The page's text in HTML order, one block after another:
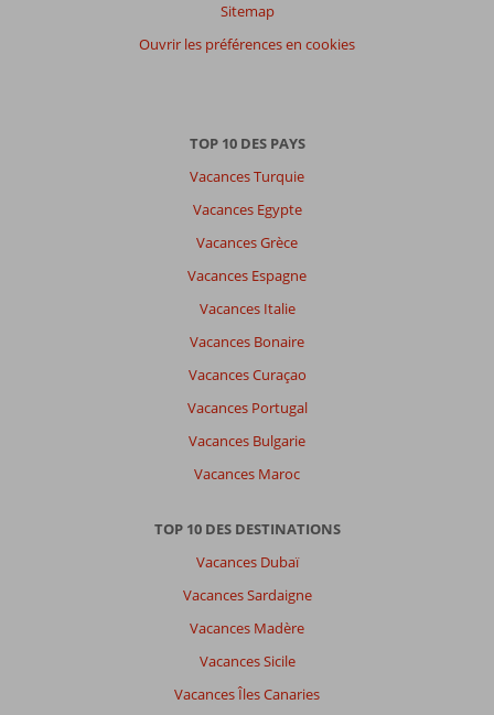
Sitemap
Ouvrir les préférences en cookies
TOP 10 DES PAYS
Vacances Turquie
Vacances Egypte
Vacances Grèce
Vacances Espagne
Vacances Italie
Vacances Bonaire
Vacances Curaçao
Vacances Portugal
Vacances Bulgarie
Vacances Maroc
TOP 10 DES DESTINATIONS
Vacances Dubaï
Vacances Sardaigne
Vacances Madère
Vacances Sicile
Vacances Îles Canaries